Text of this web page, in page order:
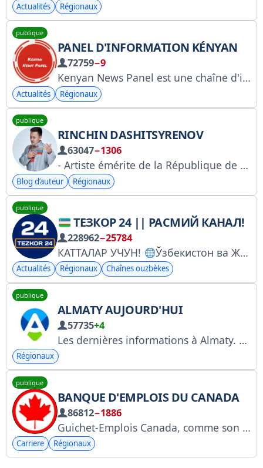
Actualités Régionaux
publique
PANEL D'INFORMATION KÉNYAN
72759−9
Kenyan News Panel est une chaîne d'information de référence, solidement implantée dans le secteur de la production d'informations. Publicité : https://telega.io/c/kenyan_news_panel Contactez-nous : @kenyan_news_panelbot.
Actualités Régionaux
publique
RINCHIN DASHITSYRENOV
63047−1306
- Artiste émérite de la République de Touva - Mécène de l'année 2024 et 2025 - Membre du Conseil public du ministère de l'Intérieur de la République de Bachkirie - Fondateur de la Fondation caritative
Blog d’auteur Régionaux
publique
ТЕЗКОР 24 || РАСМИЙ КАНАЛ!
228962−25784
КАТТАЛАР УЧУН! Ўзбекистон ва Жаҳондаги муҳим воқеалар, энг тезкор хабарлар! Реклама учун
Actualités Régionaux Chaînes ouzbèkes
publique
ALMATY AUJOURD'HUI
57735+4
Les dernières informations à Almaty. Envoyez vos informations, photos, vidéos ou fichiers audio ici : @almatytoday_info_bot. Pour toute demande de publicité ou de partenariat : https://tapter.one/almaty.today
Régionaux
publique
BANQUE D'EMPLOIS DU CANADA
86812−1886
Guichet-Emplois Canada, comme son nom l'indique, a pour mission d'aider les jeunes à trouver un emploi. Nos services sont accessibles via notre application et notre site Web. Partout au Canada, nous aidons les gens à trouver du travail. canadajobbank.org
Carriere Régionaux